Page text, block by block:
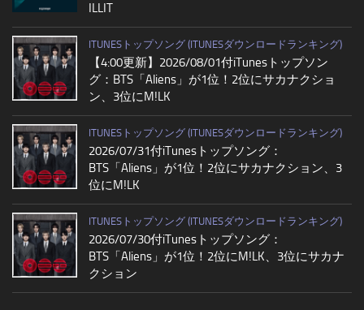
ILLIT
ITUNESトップソング (ITUNESダウンロードランキング)
【4:00更新】2026/08/01付iTunesトップソン
グ：BTS「Aliens」が1位！2位にサカナクショ
ン、3位にM!LK
ITUNESトップソング (ITUNESダウンロードランキング)
2026/07/31付iTunesトップソング：
BTS「Aliens」が1位！2位にサカナクション、3
位にM!LK
ITUNESトップソング (ITUNESダウンロードランキング)
2026/07/30付iTunesトップソング：
BTS「Aliens」が1位！2位にM!LK、3位にサカナ
クション